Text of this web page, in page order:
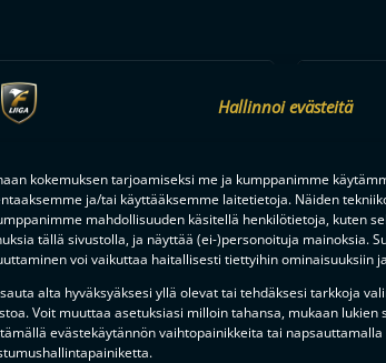
Hallinnoi evästeitä
kokemuksen tarjoamiseksi me ja kumppanimme
ja/tai käyttääksemme laitetietoja. Näiden
mahdollisuuden käsitellä henkilötietoja, kuten
tällä sivustolla, ja näyttää (ei-)personoituja mainoksia.
voi vaikuttaa haitallisesti tiettyihin ominaisuuksiin
alta hyväksyäksesi yllä olevat tai tehdäksesi tarkkoja
Voit muuttaa asetuksiasi milloin tahansa, mukaan
evästekäytännön vaihtopainikkeita tai
KESÄN KOVIMMAT HANKINNAT?
SEUROJEN JULKAISTUJA
HAAPALA